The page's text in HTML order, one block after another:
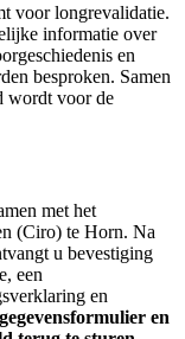
voor longrevalidatie.
informatie over
en
besproken. Samen
wordt voor de
met het
(Ciro) te Horn. Na
u bevestiging
een
en
en